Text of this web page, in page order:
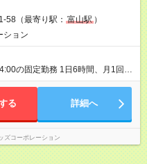
58（最寄り駅： 富山駅 ）
ション
の固定勤務 1日6時間、月1回～
いする場合があります
る 詳細へ
ズコーポレーション